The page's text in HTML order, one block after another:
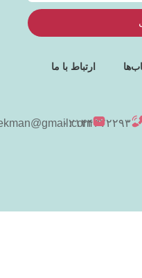
ارتباط با ما
۰۲۱۴۴۳۷۲۲۹۳